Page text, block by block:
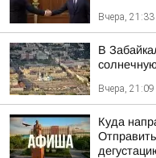
Вчера, 21:33
В
Вчера, 21:09
Куда